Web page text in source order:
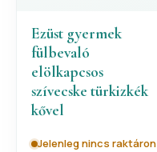
Ezüst gyermek
fülbevaló
elölkapcsos
szívecske türkizkék
kővel
Jelenleg nincs raktáron